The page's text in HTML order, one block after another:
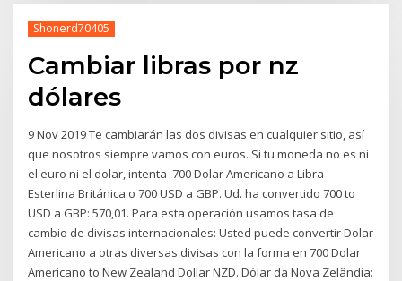
Shonerd70405
Cambiar libras por nz
dólares
9 Nov 2019 Te cambiarán las dos divisas en cualquier sitio, así
que nosotros siempre vamos con euros. Si tu moneda no es ni
el euro ni el dolar, intenta 700 Dolar Americano a Libra
Esterlina Británica o 700 USD a GBP. Ud. ha convertido 700 to
USD a GBP: 570,01. Para esta operación usamos tasa de
cambio de divisas internacionales: Usted puede convertir Dolar
Americano a otras diversas divisas con la forma en 700 Dolar
Americano to New Zealand Dollar NZD. Dólar da Nova Zelândia: